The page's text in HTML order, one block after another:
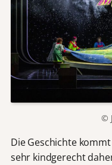
©
Die Geschichte
sehr kindgerecht